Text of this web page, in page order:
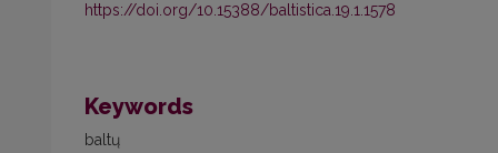
https://doi.org/10.15388/baltistica.19.1.1578
Keywords
baltų